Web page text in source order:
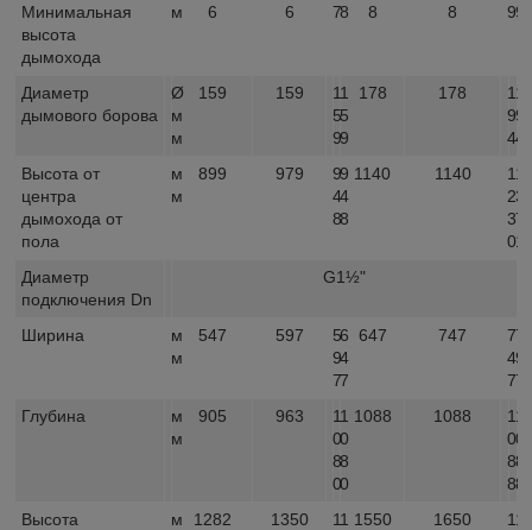
Минимальная
высота
дымохода
м 6 6 78 8 8 99
Диаметр
дымового борова
Ø
м
м
159 159
1
5
9
1
5
9
178 178
1
9
4
1
9
4
Высота от
центра
дымохода от
пола
м
м
899 979
9
4
8
9
4
8
1140 1140
1
2
3
0
1
3
7
1
Диаметр
подключения Dn
G1½"
Ширина
м
м
547 597
5
9
7
6
4
7
647 747
7
4
7
7
9
7
Глубина
м
м
905 963
1
0
8
0
1
0
8
0
1088 1088
1
0
8
8
1
0
8
8
Высота
м
1282 1350
11 1550 1650
11